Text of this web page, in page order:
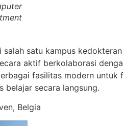
satu kampus
aktif berkolaborasi
fasilitas modern
belajar secara langsung.
Belgia